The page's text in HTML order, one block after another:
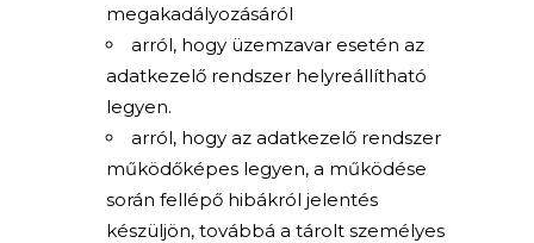
megakadályozásáról
arról, hogy üzemzavar esetén az
adatkezelő rendszer helyreállítható
legyen.
arról, hogy az adatkezelő rendszer
működőképes legyen, a működése
során fellépő hibákról jelentés
készüljön, továbbá a tárolt személyes